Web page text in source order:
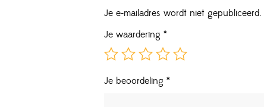
Je e-mailadres wordt niet gepubliceerd.
Je waardering *
Je beoordeling *